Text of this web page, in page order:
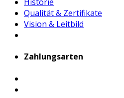
Qualität & Zertifikate
Vision & Leitbild
Zahlungsarten